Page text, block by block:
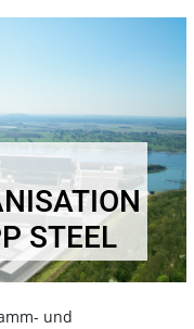
STEEL
und